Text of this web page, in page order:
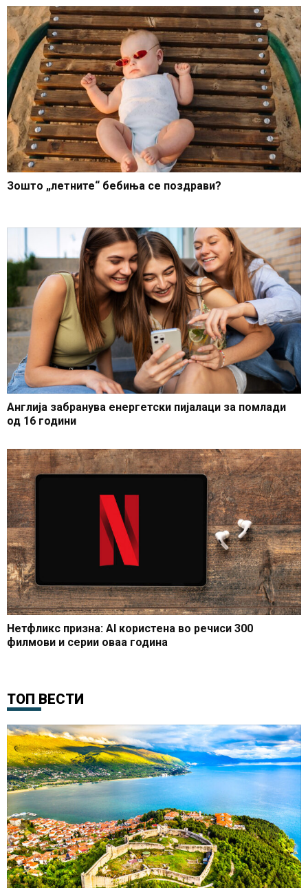
Зошто „летните“ бебиња се поздрави?
Англија забранува енергетски пијалаци за помлади
од 16 години
Нетфликс призна: AI користена во речиси 300
филмови и серии оваа година
ТОП ВЕСТИ